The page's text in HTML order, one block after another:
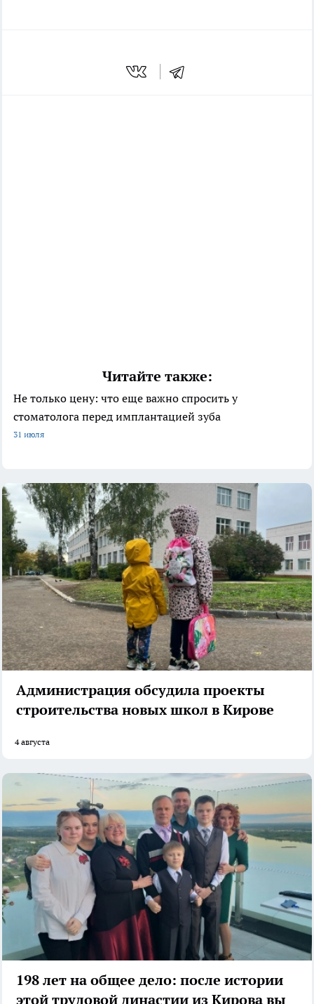
Читайте также:
Не только цену: что еще важно спросить у
стоматолога перед имплантацией зуба
31 июля
Администрация обсудила проекты
строительства новых школ в Кирове
4 августа
198 лет на общее дело: после истории
этой трудовой династии из Кирова вы